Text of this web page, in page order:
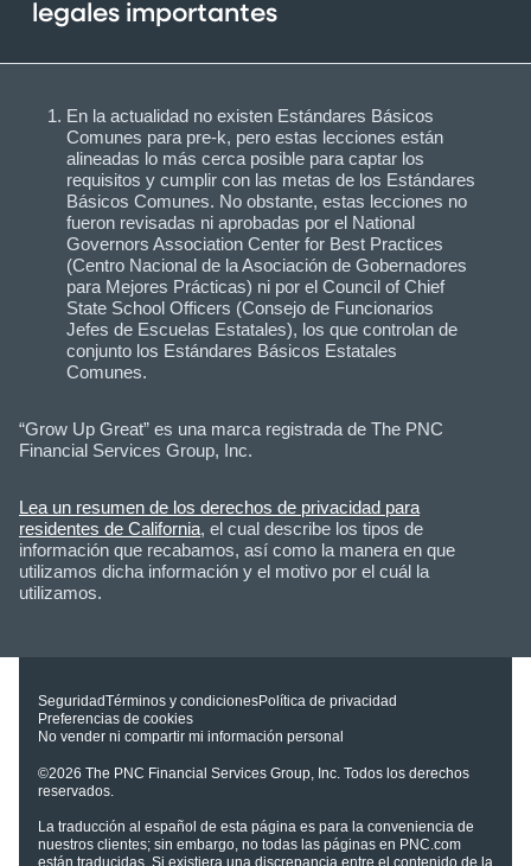
legales importantes
En la actualidad no existen Estándares Básicos
Comunes para pre-k, pero estas lecciones están
alineadas lo más cerca posible para captar los
requisitos y cumplir con las metas de los Estándares
Básicos Comunes. No obstante, estas lecciones no
fueron revisadas ni aprobadas por el National
Governors Association Center for Best Practices
(Centro Nacional de la Asociación de Gobernadores
para Mejores Prácticas) ni por el Council of Chief
State School Officers (Consejo de Funcionarios
Jefes de Escuelas Estatales), los que controlan de
conjunto los Estándares Básicos Estatales
Comunes.
“Grow Up Great” es una marca registrada de The PNC
Financial Services Group, Inc.
Lea un resumen de los derechos de privacidad para
residentes de California, el cual describe los tipos de
información que recabamos, así como la manera en que
utilizamos dicha información y el motivo por el cuál la
utilizamos.
SeguridadTérminos y condicionesPolítica de privacidad
Preferencias de cookies
No vender ni compartir mi información personal
©2026 The PNC Financial Services Group, Inc. Todos los derechos
reservados.
La traducción al español de esta página es para la conveniencia de
nuestros clientes; sin embargo, no todas las páginas en PNC.com
están traducidas. Si existiera una discrepancia entre el contenido de la